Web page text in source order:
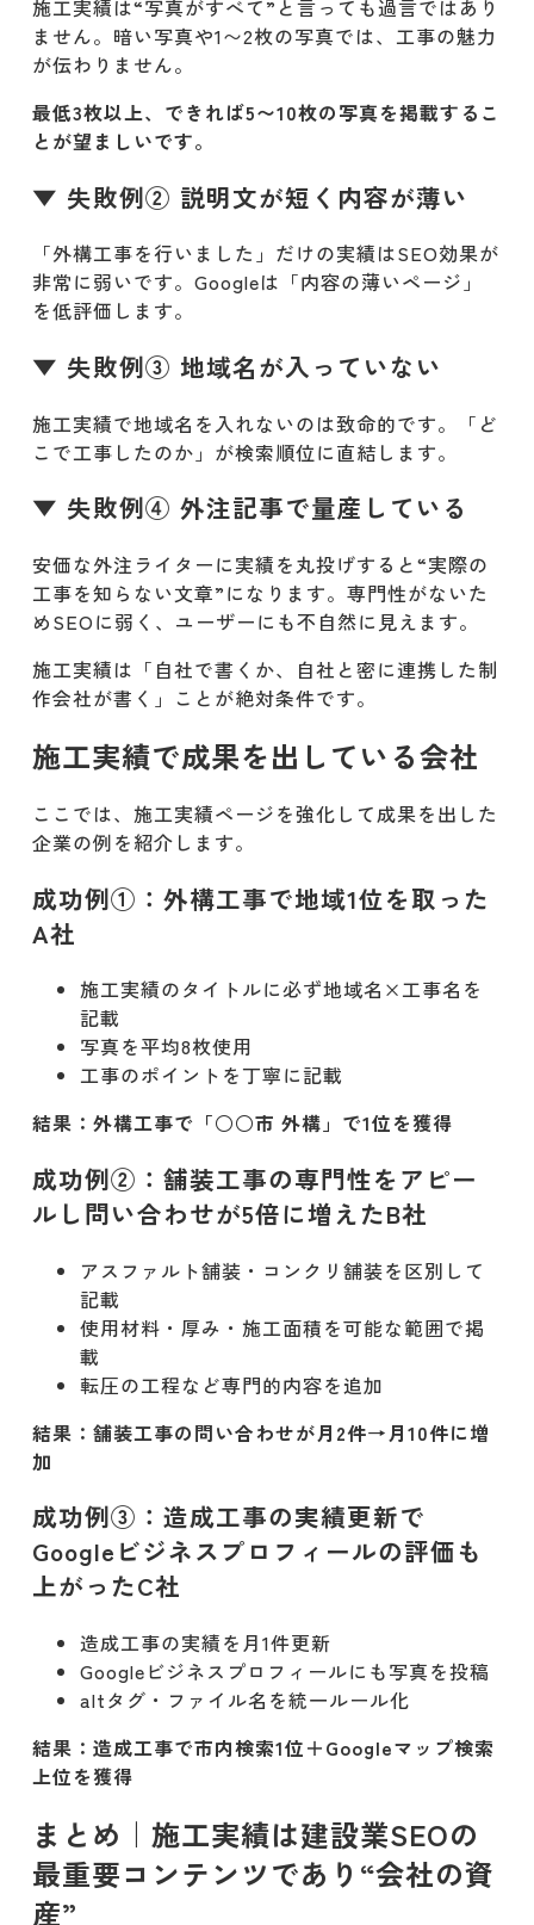
施工実績は“写真がすべて”と言っても過言ではあり
ません。暗い写真や1〜2枚の写真では、工事の魅力
が伝わりません。
最低3枚以上、できれば5〜10枚の写真を掲載するこ
とが望ましいです。
▼ 失敗例② 説明文が短く内容が薄い
「外構工事を行いました」だけの実績はSEO効果が
非常に弱いです。Googleは「内容の薄いページ」
を低評価します。
▼ 失敗例③ 地域名が入っていない
施工実績で地域名を入れないのは致命的です。「ど
こで工事したのか」が検索順位に直結します。
▼ 失敗例④ 外注記事で量産している
安価な外注ライターに実績を丸投げすると“実際の
工事を知らない文章”になります。専門性がないた
めSEOに弱く、ユーザーにも不自然に見えます。
施工実績は「自社で書くか、自社と密に連携した制
作会社が書く」ことが絶対条件です。
施工実績で成果を出している会社
ここでは、施工実績ページを強化して成果を出した
企業の例を紹介します。
成功例①：外構工事で地域1位を取った
A社
施工実績のタイトルに必ず地域名×工事名を
記載
写真を平均8枚使用
工事のポイントを丁寧に記載
結果：外構工事で「○○市 外構」で1位を獲得
成功例②：舗装工事の専門性をアピー
ルし問い合わせが5倍に増えたB社
アスファルト舗装・コンクリ舗装を区別して
記載
使用材料・厚み・施工面積を可能な範囲で掲
載
転圧の工程など専門的内容を追加
結果：舗装工事の問い合わせが月2件→月10件に増
加
成功例③：造成工事の実績更新で
Googleビジネスプロフィールの評価も
上がったC社
造成工事の実績を月1件更新
Googleビジネスプロフィールにも写真を投稿
altタグ・ファイル名を統一ルール化
結果：造成工事で市内検索1位＋Googleマップ検索
上位を獲得
まとめ｜施工実績は建設業SEOの
最重要コンテンツであり“会社の資
産”